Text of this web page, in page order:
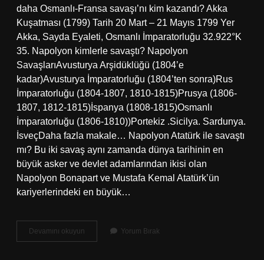
daha Osmanlı-Fransa savaşı’nı kim kazandı? Akka
Kuşatması (1799) Tarih 20 Mart – 21 Mayıs 1799 Yer
Akka, Sayda Eyaleti, Osmanlı İmparatorluğu 32.922°K
35. Napolyon kimlerle savaştı? Napolyon
SavaşlarıAvusturya Arşidüklüğü (1804’e
kadar)Avusturya İmparatorluğu (1804’ten sonra)Rus
İmparatorluğu (1804-1807, 1810-1815)Prusya (1806-
1807, 1812-1815)İspanya (1808-1815)Osmanlı
İmparatorluğu (1806-1810))Portekiz .Sicilya. Sardunya.
İsveçDaha fazla makale… Napolyon Atatürk ile savaştı
mı? Bu iki savaş aynı zamanda dünya tarihinin en
büyük asker ve devlet adamlarından ikisi olan
Napolyon Bonapart ve Mustafa Kemal Atatürk’ün
kariyerlerindeki en büyük…
Devamını okuyun Napolyon
Osmanlıyla
Yorum Bırak